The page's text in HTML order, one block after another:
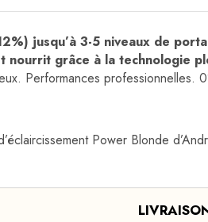
jusqu’à 3-5 niveaux de
nourrit grâce à la technologie
Performances professionnelles.
Power Blonde